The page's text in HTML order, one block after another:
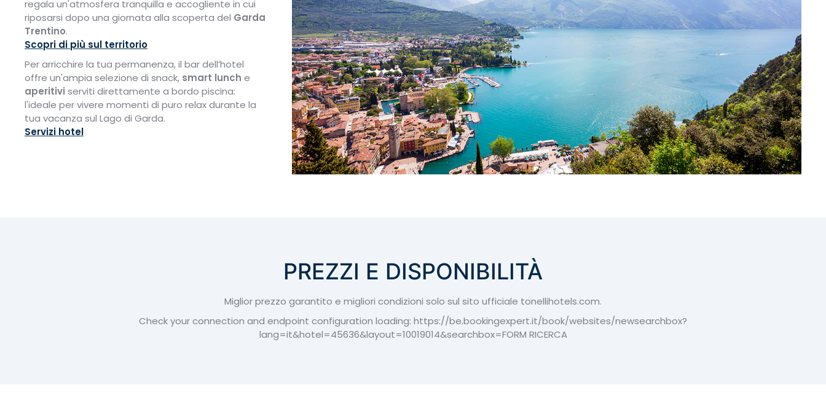
regala un'atmosfera tranquilla e accogliente in cui
riposarsi dopo una giornata alla scoperta del Garda
Trentino.
Scopri di più sul territorio
Per arricchire la tua permanenza, il bar dell’hotel
offre un'ampia selezione di snack, smart lunch e
aperitivi serviti direttamente a bordo piscina:
l'ideale per vivere momenti di puro relax durante la
tua vacanza sul Lago di Garda.
Servizi hotel
PREZZI E DISPONIBILITÀ
Miglior prezzo garantito e migliori condizioni solo sul sito ufficiale tonellihotels.com.